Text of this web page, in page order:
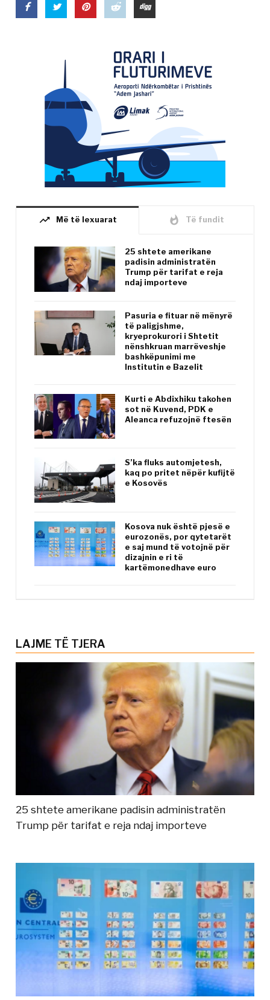
trending_up Më të lexuarat whatshot Të fundit
25 shtete amerikane
padisin administratën
Trump për tarifat e reja
ndaj importeve
Pasuria e fituar në mënyrë
të paligjshme,
kryeprokurori i Shtetit
nënshkruan marrëveshje
bashkëpunimi me
Institutin e Bazelit
Kurti e Abdixhiku takohen
sot në Kuvend, PDK e
Aleanca refuzojnë ftesën
S’ka fluks automjetesh,
kaq po pritet nëpër kufijtë
e Kosovës
Kosova nuk është pjesë e
eurozonës, por qytetarët
e saj mund të votojnë për
dizajnin e ri të
kartëmonedhave euro
LAJME TË TJERA
25 shtete amerikane padisin administratën
Trump për tarifat e reja ndaj importeve